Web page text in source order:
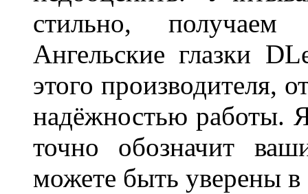
стильно,
Ангельские глазки
этого производителя,
надёжностью работы.
точно обозначит
можете быть уверены